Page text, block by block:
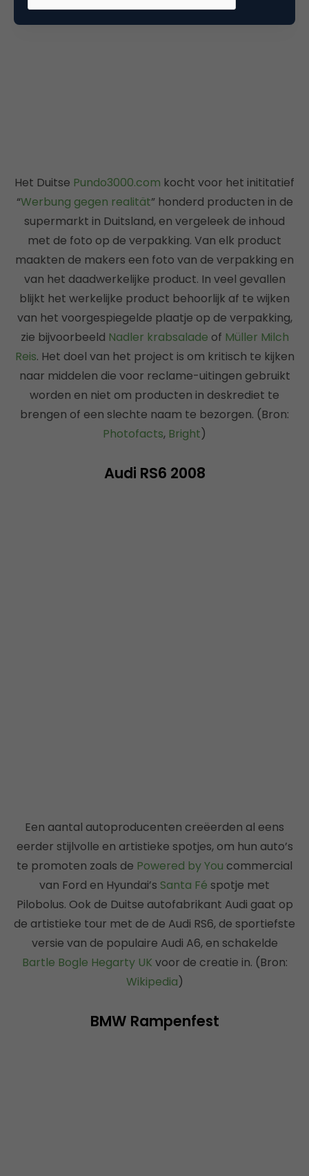
Het Duitse Pundo3000.com kocht voor het inititatief
“Werbung gegen realität” honderd producten in de
supermarkt in Duitsland, en vergeleek de inhoud
met de foto op de verpakking. Van elk product
maakten de makers een foto van de verpakking en
van het daadwerkelijke product. In veel gevallen
blijkt het werkelijke product behoorlijk af te wijken
van het voorgespiegelde plaatje op de verpakking,
zie bijvoorbeeld Nadler krabsalade of Müller Milch
Reis. Het doel van het project is om kritisch te kijken
naar middelen die voor reclame-uitingen gebruikt
worden en niet om producten in deskrediet te
brengen of een slechte naam te bezorgen. (Bron:
Photofacts, Bright)
Audi RS6 2008
Een aantal autoproducenten creëerden al eens
eerder stijlvolle en artistieke spotjes, om hun auto’s
te promoten zoals de Powered by You commercial
van Ford en Hyundai’s Santa Fé spotje met
Pilobolus. Ook de Duitse autofabrikant Audi gaat op
de artistieke tour met de de Audi RS6, de sportiefste
versie van de populaire Audi A6, en schakelde
Bartle Bogle Hegarty UK voor de creatie in. (Bron:
Wikipedia)
BMW Rampenfest